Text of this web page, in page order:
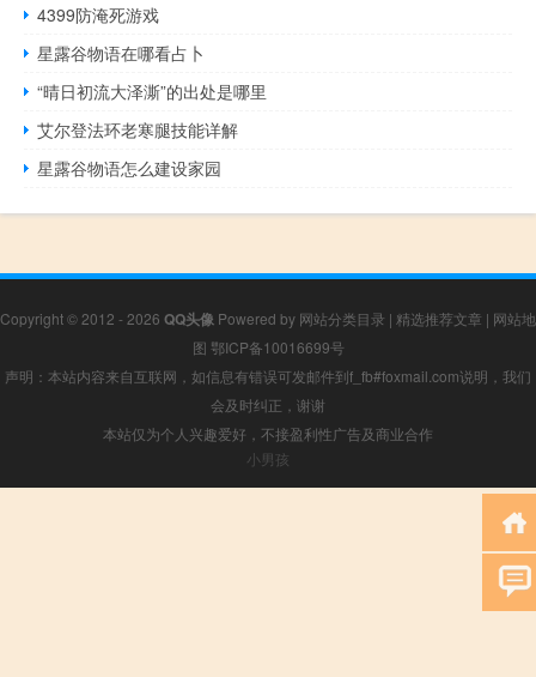
4399防淹死游戏
星露谷物语在哪看占卜
“晴日初流大泽澌”的出处是哪里
艾尔登法环老寒腿技能详解
星露谷物语怎么建设家园
Copyright © 2012 - 2026 QQ头像 Powered by 网站分类目录 | 精选推荐文章 | 网站地
图 鄂ICP备10016699号
声明：本站内容来自互联网，如信息有错误可发邮件到f_fb#foxmail.com说明，我们
会及时纠正，谢谢
本站仅为个人兴趣爱好，不接盈利性广告及商业合作
小男孩